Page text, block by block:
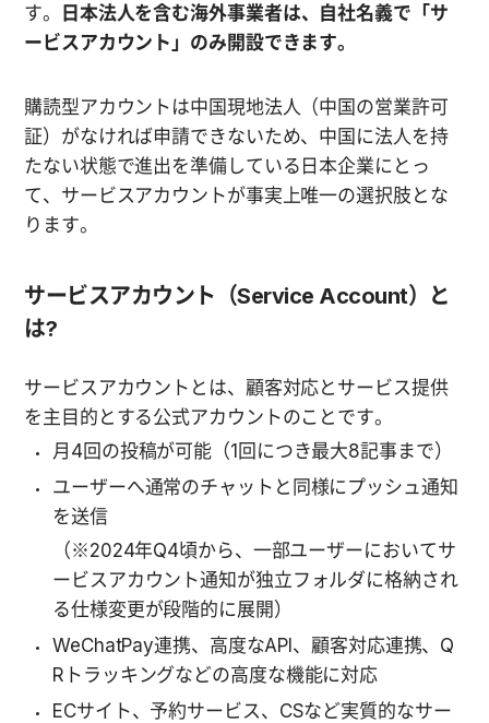
す。
日本法人を含む海外事業者は、自社名義で「サ
ービスアカウント」のみ開設できます。
購読型アカウントは中国現地法人（中国の営業許可
証）がなければ申請できないため、中国に法人を持
たない状態で進出を準備している日本企業にとっ
て、サービスアカウントが事実上唯一の選択肢とな
ります。
サービスアカウント（Service Account）と
は?
サービスアカウントとは、顧客対応とサービス提供
を主目的とする公式アカウントのことです。
月4回の投稿が可能（1回につき最大8記事まで）
ユーザーへ通常のチャットと同様にプッシュ通知
を送信
（※2024年Q4頃から、一部ユーザーにおいてサ
ービスアカウント通知が独立フォルダに格納され
る仕様変更が段階的に展開）
WeChatPay連携、高度なAPI、顧客対応連携、Q
Rトラッキングなどの高度な機能に対応
ECサイト、予約サービス、CSなど実質的なサー